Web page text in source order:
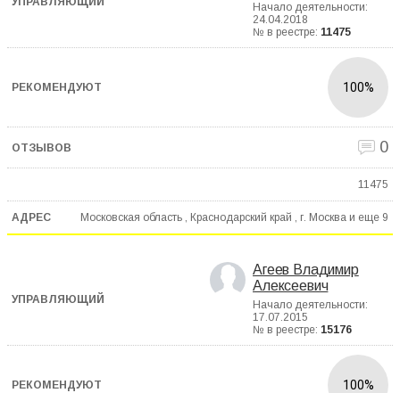
Начало деятельности:
24.04.2018
№ в реестре: 11475
100%
0
11475
Московская область , Краснодарский край , г. Москва и еще 9
Агеев Владимир
Алексеевич
Начало деятельности:
17.07.2015
№ в реестре: 15176
100%